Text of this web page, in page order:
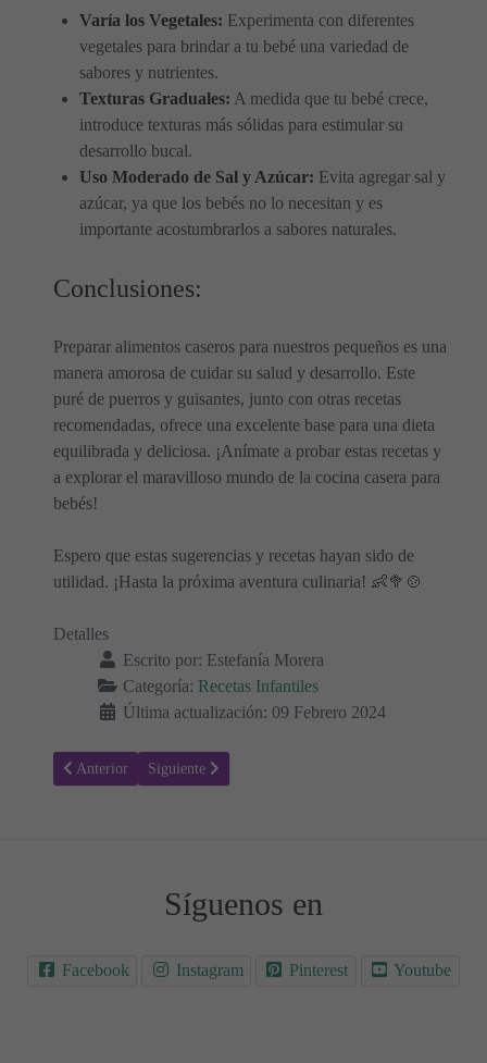
Varía los Vegetales: Experimenta con diferentes
vegetales para brindar a tu bebé una variedad de
sabores y nutrientes.
Texturas Graduales: A medida que tu bebé crece,
introduce texturas más sólidas para estimular su
desarrollo bucal.
Uso Moderado de Sal y Azúcar: Evita agregar sal y
azúcar, ya que los bebés no lo necesitan y es
importante acostumbrarlos a sabores naturales.
Conclusiones:
Preparar alimentos caseros para nuestros pequeños es una
manera amorosa de cuidar su salud y desarrollo. Este
puré de puerros y guisantes, junto con otras recetas
recomendadas, ofrece una excelente base para una dieta
equilibrada y deliciosa. ¡Anímate a probar estas recetas y
a explorar el maravilloso mundo de la cocina casera para
bebés!
Espero que estas sugerencias y recetas hayan sido de
utilidad. ¡Hasta la próxima aventura culinaria! 👶🥦🍲
Detalles
Escrito por: Estefanía Morera
Categoría: Recetas Infantiles
Última actualización: 09 Febrero 2024
Artículo anterior: Receta para hacer Gofres Arcoíris - waffles de
Anterior Artículo siguiente: Puré de pollo al curry, para bebés
Siguiente
Síguenos en
Facebook Instagram Pinterest Youtube